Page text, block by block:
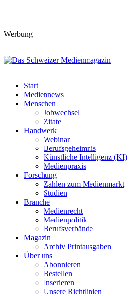
Werbung
Start
Mediennews
Menschen
Jobwechsel
Zitate
Handwerk
Webinar
Berufsgeheimnis
Künstliche Intelligenz (KI)
Medienpraxis
Forschung
Zahlen zum Medienmarkt
Studien
Branche
Medienrecht
Medienpolitik
Berufsverbände
Magazin
Archiv Printausgaben
Über uns
Abonnieren
Bestellen
Inserieren
Unsere Richtlinien